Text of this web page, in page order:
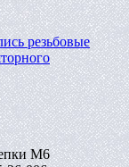
резьбовые
М6